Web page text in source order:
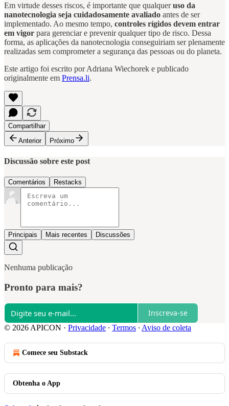
Em virtude desses riscos, é importante que qualqueruso da
nanotecnologia seja cuidadosamente avaliado antes de ser
implementado. Ao mesmo tempo, controles rígidos devem entrar
em vigor para gerenciar e prevenir qualquer tipo de risco. Dessa
forma, as aplicações da nanotecnologia conseguiriam ser plenamente
realizadas sem comprometer a segurança das pessoas ou do planeta.
Este artigo foi escrito por Adriana Wiechorek e publicado
originalmente em Prensa.li.
Compartilhar
Anterior
Próximo
Discussão sobre este post
Comentários Restacks
Principais Mais recentes Discussões
Nenhuma publicação
Pronto para mais?
Inscreva-se
© 2026 APICON · Privacidade ∙ Termos ∙ Aviso de coleta
Comece seu Substack
Obtenha o App